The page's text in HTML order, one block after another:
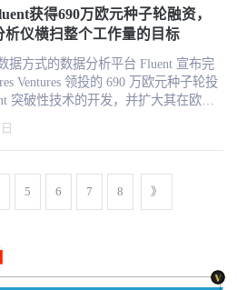
的唇语和自然的手势，以及检测和响
之处在于它们如何为员工体验注入活
与之进行艰难对话的员工--艰难的审
的晋升失败等等--他们需要在真正对话
代表着现在。
短短三周内就取得了成果。如果使用
如果我们自己尝试训练一个人工智能
个月的时间。 Showpad 前联
Bouten： "Tiebe和Wouter雄心勃勃，他
的商业环境中发挥作用。他们开发出
的时间内提高很多效率。我们看到了
能够成长为一家全球性企业。
专业化的技术。这种复杂的偏好调整
这样的世界性现象。Adaptive 将
化学习的技术细节，加快了基于 LLM
这一目标，Adaptive 在工程设计、数
型的基
Offutt说。"预训练教会模型如何思
和Daniel Hesslow创立，是一家提供
在构建解决方案，帮助客户建立更准
的机器学习模型。其愿景是让各地的
模型的优势，提供直观的体验，提升
获得690万欧元种子轮融资，
仪横扫整个工作量的目标
据方式的数据分析平台 Fluent 宣布完
Ventures 领投的 690 万欧元种子轮投
突破性技术的开发，并扩大其在欧洲
师公司，它能让非技术团队成员用简
，在几秒钟内获得洞察力，并让数据
公司首席执行官
据团队平均有 40% 的时间用于回答来
队来说，这些问题很多都很容易回
Fluent 的自然语言界面，我们可以帮
中，Fluent 赢得
，实现了数据访问的民主化。 贝恩
5 6 7 8 》